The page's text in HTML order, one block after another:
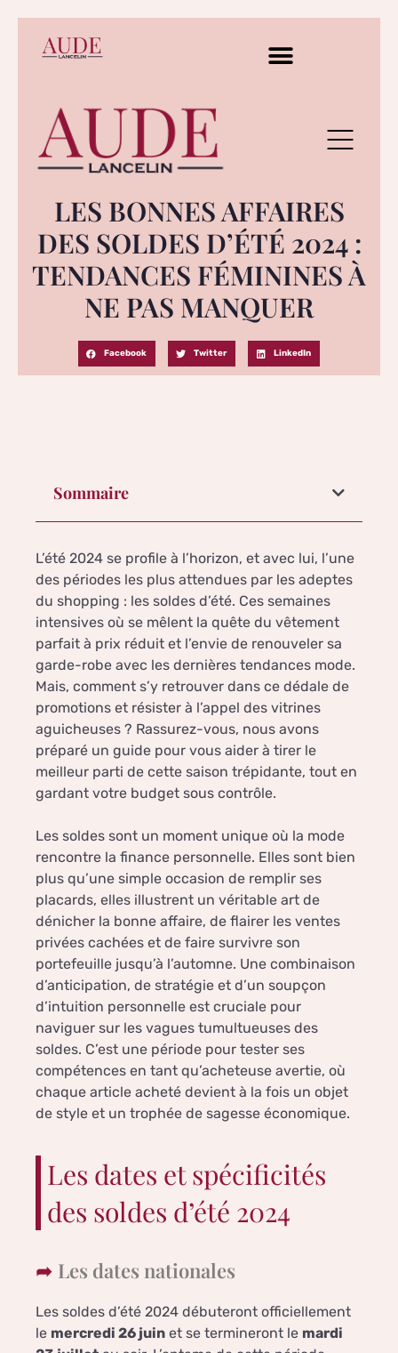
LES BONNES AFFAIRES
DES SOLDES D’ÉTÉ 2024 :
TENDANCES FÉMININES À
NE PAS MANQUER
Facebook Twitter LinkedIn
Sommaire
L’été 2024 se profile à l’horizon, et avec lui, l’une
des périodes les plus attendues par les adeptes
du shopping : les soldes d’été. Ces semaines
intensives où se mêlent la quête du vêtement
parfait à prix réduit et l’envie de renouveler sa
garde-robe avec les dernières tendances mode.
Mais, comment s’y retrouver dans ce dédale de
promotions et résister à l’appel des vitrines
aguicheuses ? Rassurez-vous, nous avons
préparé un guide pour vous aider à tirer le
meilleur parti de cette saison trépidante, tout en
gardant votre budget sous contrôle.
Les soldes sont un moment unique où la mode
rencontre la finance personnelle. Elles sont bien
plus qu’une simple occasion de remplir ses
placards, elles illustrent un véritable art de
dénicher la bonne affaire, de flairer les ventes
privées cachées et de faire survivre son
portefeuille jusqu’à l’automne. Une combinaison
d’anticipation, de stratégie et d’un soupçon
d’intuition personnelle est cruciale pour
naviguer sur les vagues tumultueuses des
soldes. C’est une période pour tester ses
compétences en tant qu’acheteuse avertie, où
chaque article acheté devient à la fois un objet
de style et un trophée de sagesse économique.
Les dates et spécificités
des soldes d’été 2024
Les dates nationales
Les soldes d’été 2024 débuteront officiellement
le mercredi 26 juin et se termineront le mardi